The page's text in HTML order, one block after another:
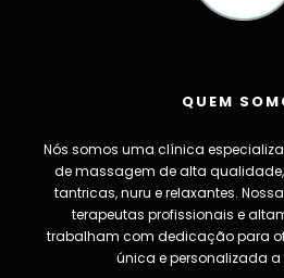
QUEM
Nós somos uma clínica
de massagem de alta
tantricas, nuru e relaxantes.
terapeutas profissionais e
trabalham com dedicação para
única e personalizada